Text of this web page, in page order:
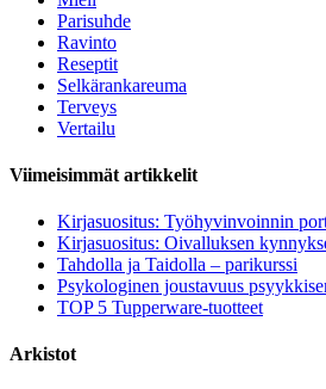
Parisuhde
Ravinto
Reseptit
Selkärankareuma
Terveys
Vertailu
Viimeisimmät artikkelit
Kirjasuositus: Työhyvinvoinnin
Kirjasuositus: Oivalluksen
Tahdolla ja Taidolla – parikurssi
Psykologinen joustavuus
TOP 5 Tupperware-tuotteet
Arkistot